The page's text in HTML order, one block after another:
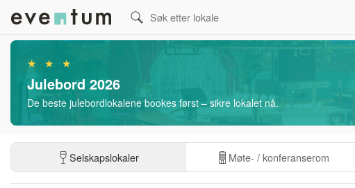
★ ★ ★
Julebord 2026
De beste julebordlokalene bookes først – sikre lokalet nå.
Selskapslokaler Møte- / konferanserom